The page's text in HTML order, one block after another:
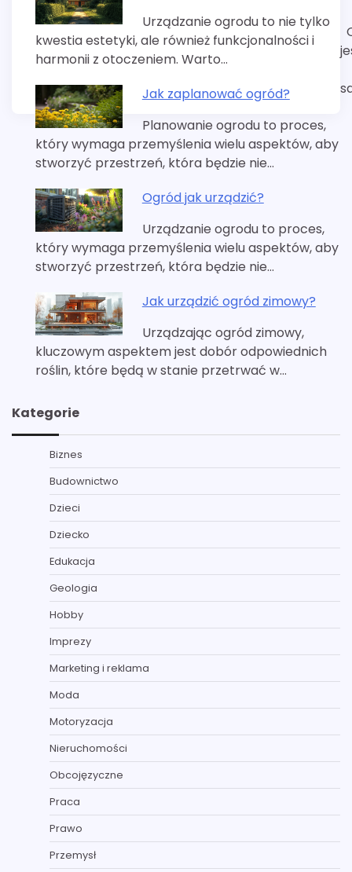
Urządzanie ogrodu to nie tylko
kwestia estetyki, ale również funkcjonalności i
harmonii z otoczeniem. Warto…
Jak zaplanować ogród?
Planowanie ogrodu to proces,
który wymaga przemyślenia wielu aspektów, aby
stworzyć przestrzeń, która będzie nie…
Ogród jak urządzić?
Urządzanie ogrodu to proces,
który wymaga przemyślenia wielu aspektów, aby
stworzyć przestrzeń, która będzie nie…
Jak urządzić ogród zimowy?
Urządzając ogród zimowy,
kluczowym aspektem jest dobór odpowiednich
roślin, które będą w stanie przetrwać w…
Kategorie
Biznes
Budownictwo
Dzieci
Dziecko
Edukacja
Geologia
Hobby
Imprezy
Marketing i reklama
Moda
Motoryzacja
Nieruchomości
Obcojęzyczne
Praca
Prawo
Przemysł